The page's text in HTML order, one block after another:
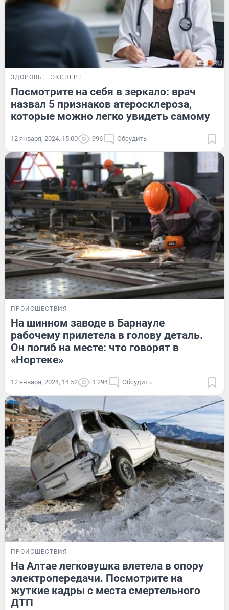
ЗДОРОВЬЕ ЭКСПЕРТ
Посмотрите на себя в зеркало: врач
назвал 5 признаков атеросклероза,
которые можно легко увидеть самому
12 января, 2024, 15:00 996 Обсудить
ПРОИСШЕСТВИЯ
На шинном заводе в Барнауле
рабочему прилетела в голову деталь.
Он погиб на месте: что говорят в
«Нортеке»
12 января, 2024, 14:52 1 294 Обсудить
ПРОИСШЕСТВИЯ
На Алтае легковушка влетела в опору
электропередачи. Посмотрите на
жуткие кадры с места смертельного
ДТП